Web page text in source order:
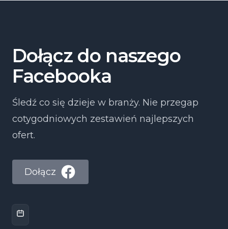
Dołącz do naszego
Facebooka
Śledź co się dzieje w branży. Nie przegap
cotygodniowych zestawień najlepszych
ofert.
Dołącz